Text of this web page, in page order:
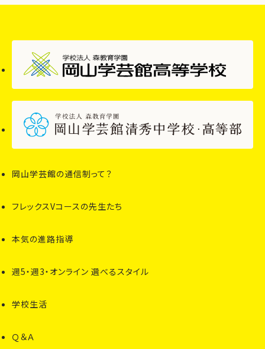
岡山学芸館の通信制って？
フレックスVコースの先生たち
本気の進路指導
週5・週3・オンライン 選べるスタイル
学校生活
Ｑ＆Ａ